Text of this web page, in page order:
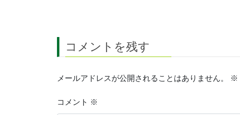
コメントを残す
メールアドレスが公開されることはありません。 ※
コメント ※